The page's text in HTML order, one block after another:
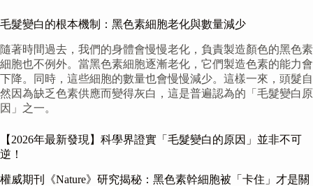
毛髮變白的根本機制：黑色素細胞老化與數量減少
隨著時間過去，我們的身體會慢慢老化，負責製造顏色的黑色素
細胞也不例外。當黑色素細胞逐漸老化，它們製造色素的能力會
下降。同時，這些細胞的數量也會慢慢減少。這樣一來，頭髮自
然因為缺乏色素供應而變得灰白，這是普遍認為的「毛髮變白原
因」之一。
【2026年最新發現】科學界證實「毛髮變白的原因」並非不可
逆！
權威期刊《Nature》研究揭秘：黑色素幹細胞被「卡住」才是關